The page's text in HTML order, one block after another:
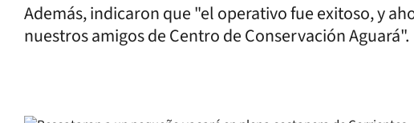
Además, indicaron que "el operativo fue exitoso, y
nuestros amigos de Centro de Conservación Aguará".